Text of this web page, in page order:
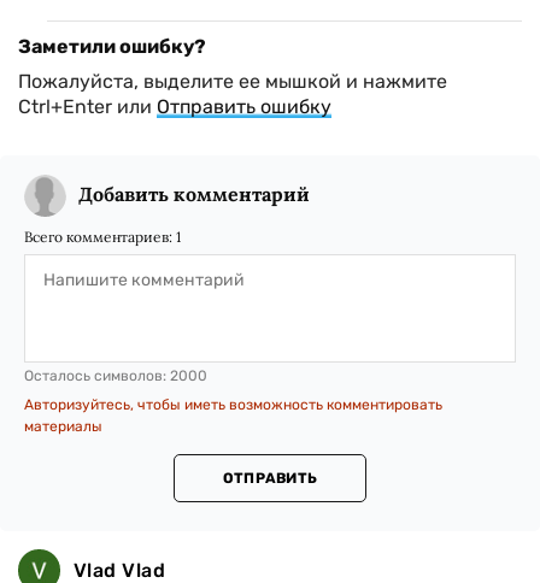
Заметили ошибку?
Пожалуйста, выделите ее мышкой и нажмите
Ctrl+Enter или Отправить ошибку
Добавить комментарий
Всего комментариев: 1
Осталось символов: 2000
Авторизуйтесь, чтобы иметь возможность комментировать
материалы
ОТПРАВИТЬ
Vlad Vlad